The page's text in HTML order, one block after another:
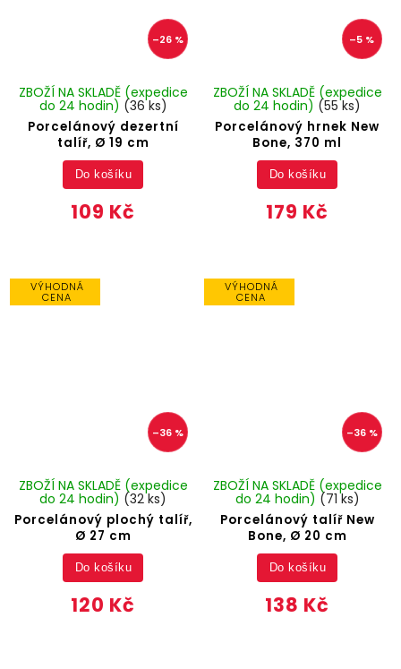
–26 %
Porcelánový dezertní
talíř, Ø 19 cm
ZBOŽÍ NA SKLADĚ (expedice
do 24 hodin) (36 ks)
109 Kč
Do košíku
–5 %
Porcelánový hrnek New
Bone, 370 ml
ZBOŽÍ NA SKLADĚ (expedice
do 24 hodin) (55 ks)
179 Kč
Do košíku
VÝHODNÁ
CENA
–36 %
Porcelánový plochý talíř,
Ø 27 cm
ZBOŽÍ NA SKLADĚ (expedice
do 24 hodin) (32 ks)
120 Kč
Do košíku
VÝHODNÁ
CENA
–36 %
Porcelánový talíř New
Bone, Ø 20 cm
ZBOŽÍ NA SKLADĚ (expedice
do 24 hodin) (71 ks)
138 Kč
Do košíku